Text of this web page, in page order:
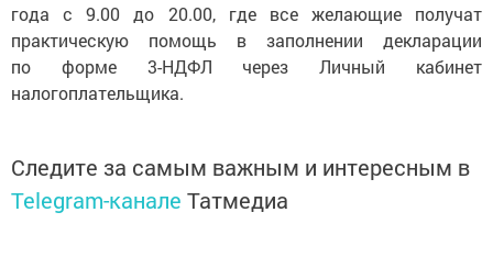
года с 9.00 до 20.00, где все желающие получат
практическую помощь в заполнении декларации
по форме 3-НДФЛ через Личный кабинет
налогоплательщика.
Следите за самым важным и интересным в
Telegram-канале Татмедиа